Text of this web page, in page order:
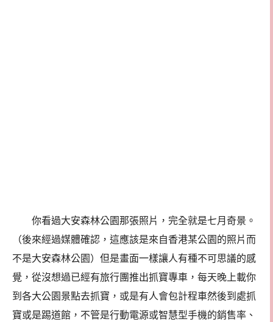
你看過大安森林公園那張照片，完全就是七月奇景。
（後來經過媒體確認，這應該是來自香港某公園的照片而
不是大安森林公園）但是畫面一樣讓人有種不可思議的感
覺，從沒想過已經有旅行團推出抓寶專車，每天晚上載你
到各大公園景點去抓寶，或是有人會包計程車然後到處抓
寶或是踢道館，不管是行動電源或智慧型手機的銷售率、